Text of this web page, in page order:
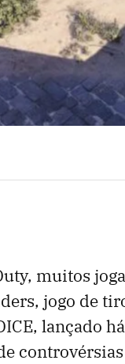
muitos
jogo de
lançado há